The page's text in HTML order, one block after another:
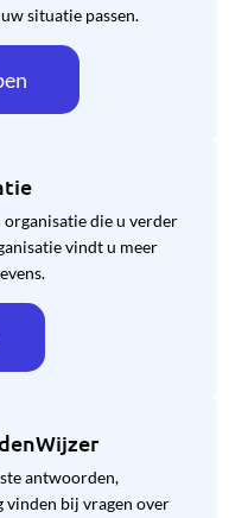
situatie passen.
organisatie die u verder
vindt u meer
antwoorden,
vinden bij vragen over